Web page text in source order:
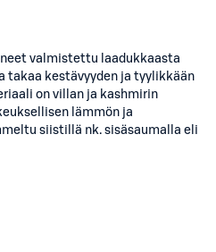
valmistettu laadukkaasta
takaa kestävyyden ja tyylikkään
on villan ja kashmirin
lämmön ja
siistillä nk. sisäsaumalla eli